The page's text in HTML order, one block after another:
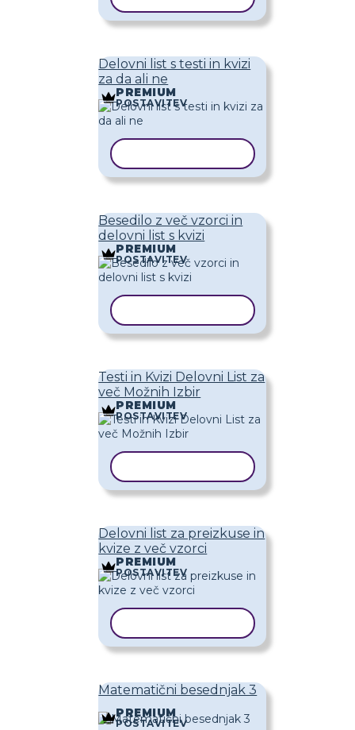
Delovni list s testi in kvizi
za da ali ne
PREMIUM
POSTAVITEV
Besedilo z več vzorci in
delovni list s kvizi
PREMIUM
POSTAVITEV
Testi in Kvizi Delovni List za
več Možnih Izbir
PREMIUM
POSTAVITEV
Delovni list za preizkuse in
kvize z več vzorci
PREMIUM
POSTAVITEV
Matematični besednjak 3
PREMIUM
POSTAVITEV